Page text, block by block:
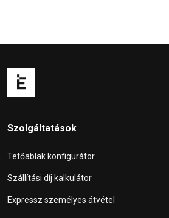
Szolgáltatások
Tetőablak konfigurátor
Szállítási díj kalkulátor
Expressz személyes átvétel